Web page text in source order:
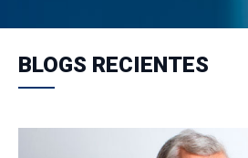
BLOGS RECIENTES